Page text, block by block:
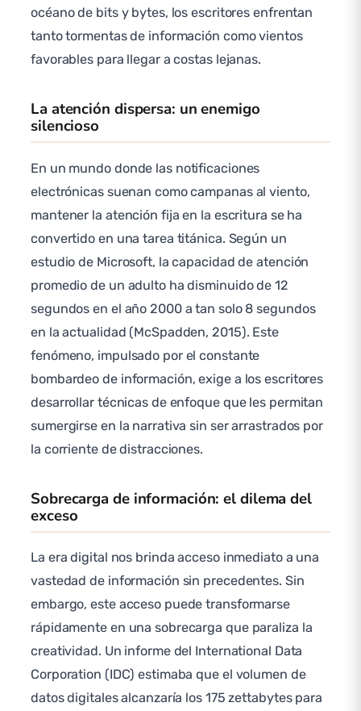
océano de bits y bytes, los escritores enfrentan
tanto tormentas de información como vientos
favorables para llegar a costas lejanas.
La atención dispersa: un enemigo
silencioso
En un mundo donde las notificaciones
electrónicas suenan como campanas al viento,
mantener la atención fija en la escritura se ha
convertido en una tarea titánica. Según un
estudio de Microsoft, la capacidad de atención
promedio de un adulto ha disminuido de 12
segundos en el año 2000 a tan solo 8 segundos
en la actualidad (McSpadden, 2015). Este
fenómeno, impulsado por el constante
bombardeo de información, exige a los escritores
desarrollar técnicas de enfoque que les permitan
sumergirse en la narrativa sin ser arrastrados por
la corriente de distracciones.
Sobrecarga de información: el dilema del
exceso
La era digital nos brinda acceso inmediato a una
vastedad de información sin precedentes. Sin
embargo, este acceso puede transformarse
rápidamente en una sobrecarga que paraliza la
creatividad. Un informe del International Data
Corporation (IDC) estimaba que el volumen de
datos digitales alcanzaría los 175 zettabytes para